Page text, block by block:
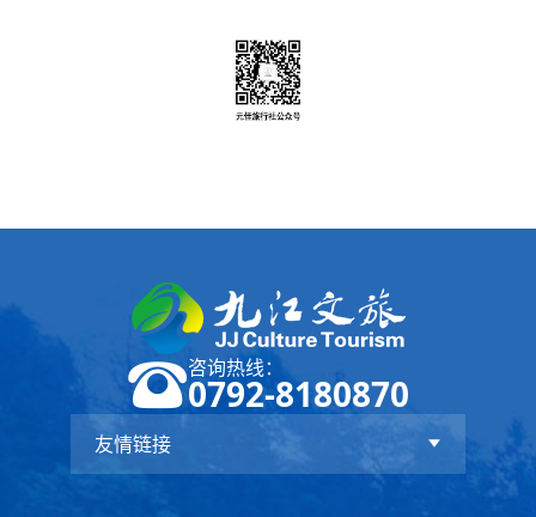
咨询热线：
0792-8180870
友情链接